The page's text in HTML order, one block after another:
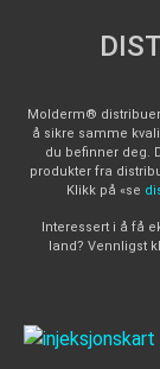
Molderm®
å sikre samme
du befinner deg.
produkter fra
Klikk på «se
Interessert i å få
land? Vennligst